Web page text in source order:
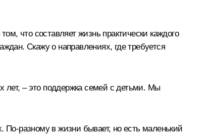
что составляет жизнь практически каждого
Скажу о направлениях, где требуется
– это поддержка семей с детьми. Мы
По-разному в жизни бывает, но есть маленький